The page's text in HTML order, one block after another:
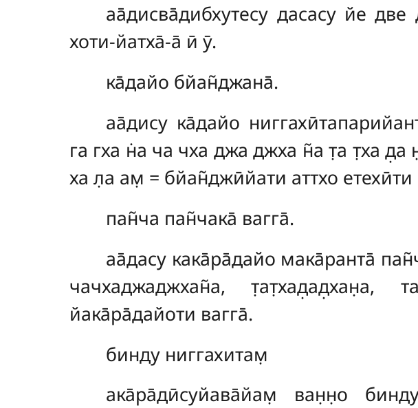
аа̄дисва̄дибхутесу дасасу йе
хоти-йатха̄-а̄ ӣ ӯ.
ка̄дайо бйан̃джана̄.
аа̄дису ка̄дайо
га гха н̇а ча чха джа джха н̃а т̣а т̣ха
ха л̣а ам̣ = бйан̃джӣйати аттхо
пан̃ча пан̃чака̄ вагга̄.
аа̄дасу кака̄ра̄дайо мака̄ранта̄
чачхаджаджхан̃а, т̣ат̣хад̣ад̣хан̣а,
йака̄ра̄дайоти вагга̄.
бинду ниггахитам̣
ака̄ра̄дӣсуйава̄йам̣ ван̣н̣о